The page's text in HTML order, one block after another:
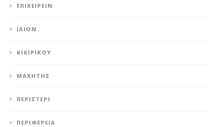
ΕΠΙΧΕΙΡΕΊΝ
ΊΛΙΟΝ
ΚΙΚΙΡΙΚΟΥ
ΜΑΧΗΤΗΣ
ΠΕΡΙΣΤΈΡΙ
ΠΕΡΙΦΈΡΕΙΑ